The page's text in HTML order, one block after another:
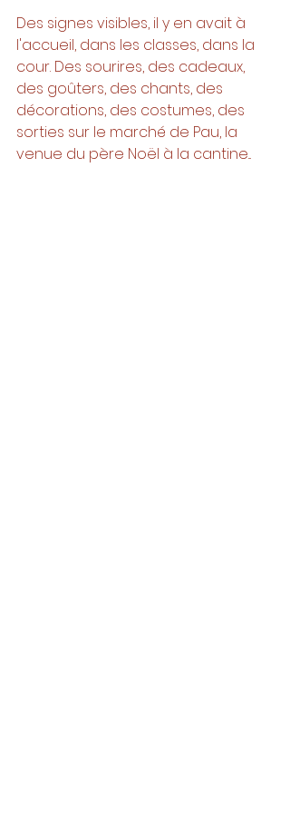
Des signes visibles, il y en avait à
l'accueil, dans les classes, dans la
cour. Des sourires, des cadeaux,
des goûters, des chants, des
décorations, des costumes, des
sorties sur le marché de Pau, la
venue du père Noël à la cantine...